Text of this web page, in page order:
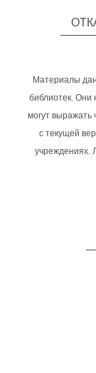
Материалы
библиотек. Они
могут выражать
с текущей
учреждениях.